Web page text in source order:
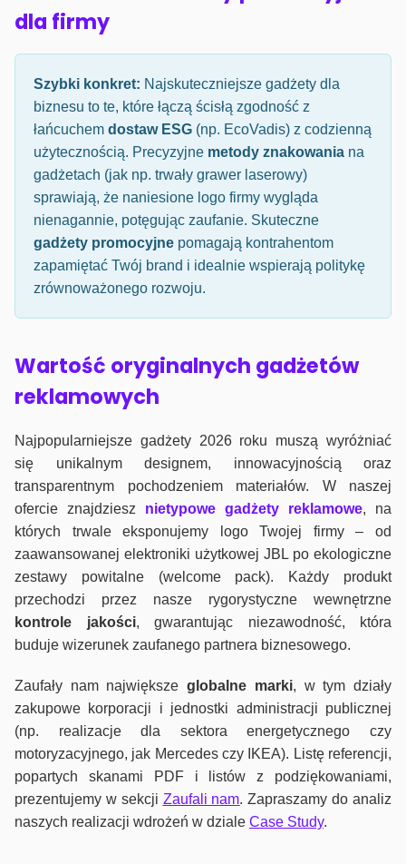
dla firmy
Szybki konkret: Najskuteczniejsze gadżety dla
biznesu to te, które łączą ścisłą zgodność z
łańcuchem dostaw ESG (np. EcoVadis) z codzienną
użytecznością. Precyzyjne metody znakowania na
gadżetach (jak np. trwały grawer laserowy)
sprawiają, że naniesione logo firmy wygląda
nienagannie, potęgując zaufanie. Skuteczne
gadżety promocyjne pomagają kontrahentom
zapamiętać Twój brand i idealnie wspierają politykę
zrównoważonego rozwoju.
Wartość oryginalnych gadżetów
reklamowych
Najpopularniejsze gadżety 2026 roku muszą wyróżniać
się unikalnym designem, innowacyjnością oraz
transparentnym pochodzeniem materiałów. W naszej
ofercie znajdziesz nietypowe gadżety reklamowe, na
których trwale eksponujemy logo Twojej firmy – od
zaawansowanej elektroniki użytkowej JBL po ekologiczne
zestawy powitalne (welcome pack). Każdy produkt
przechodzi przez nasze rygorystyczne wewnętrzne
kontrole jakości, gwarantując niezawodność, która
buduje wizerunek zaufanego partnera biznesowego.
Zaufały nam największeglobalne marki, w tym działy
zakupowe korporacji i jednostki administracji publicznej
(np. realizacje dla sektora energetycznego czy
motoryzacyjnego, jak Mercedes czy IKEA). Listę referencji,
popartych skanami PDF i listów z podziękowaniami,
prezentujemy w sekcji Zaufali nam. Zapraszamy do analiz
naszych realizacji wdrożeń w dziale Case Study.